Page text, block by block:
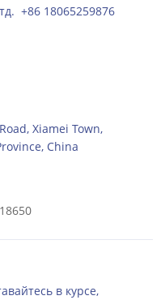
+86 18065259876
Xiamei Town,
China
в курсе,